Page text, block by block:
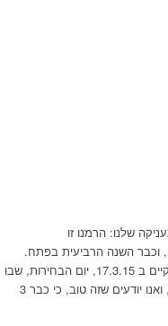
שלנו: הרמנו זו
וכבר השנה הרביעית בפתח.
והשנה, לכבוד הילדים הקטנים, הוחלט שהשוק יתקיים ב 17.3.15, יום הבחירות, שבו
כולם בשבתון, בשעות הבוקר. שוק בשקל יחגוג 4, ואנו יודעים שזה טוב, כי כבר 3